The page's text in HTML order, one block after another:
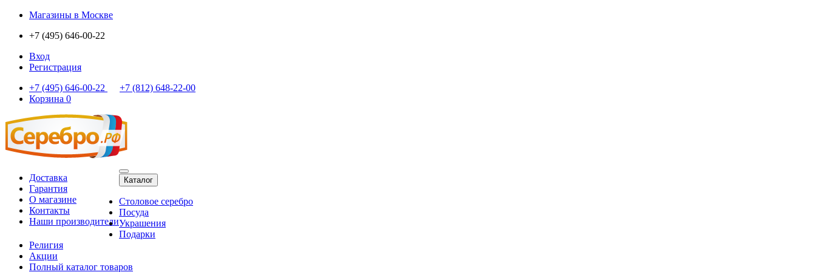
Магазины в Москве
+7 (495) 646-00-22
Вход
Регистрация
+7 (495) 646-00-22
+7 (812) 648-22-00
Корзина 0
Доставка
Гарантия
О магазине
Контакты
Наши производители
Каталог
Столовое серебро
Посуда
Украшения
Подарки
Религия
Акции
Полный каталог товаров